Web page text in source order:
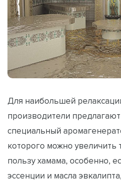
Для наибольшей
производители
специальный
которого можно увеличить
пользу хамама, особенно,
эссенции и масла